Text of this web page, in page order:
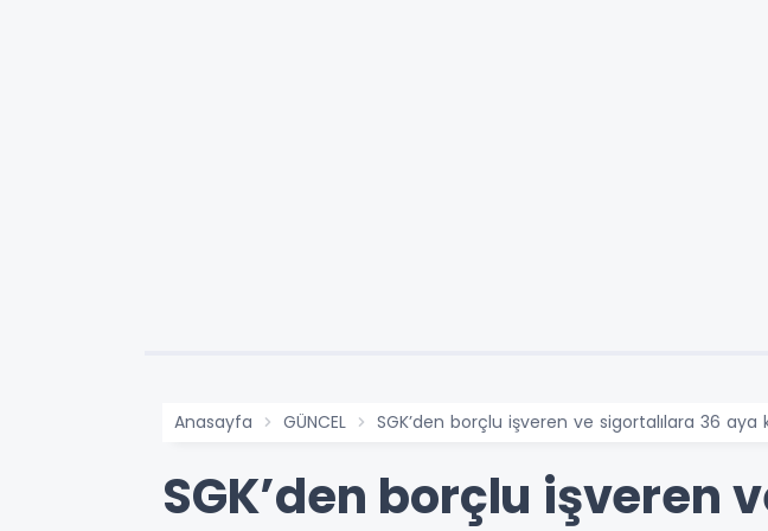
Anasayfa GÜNCEL SGK’den borçlu işveren ve sigortalılara 36 aya
SGK’den borçlu işveren